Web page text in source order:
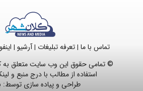
تماس با ما |تعرفه تبلیغات |آرشیو |
© تمامی حقوق این وب سایت متعلق به
استفاده از مطالب با درج منبع و
طراحی و پیاده سازی توسط: